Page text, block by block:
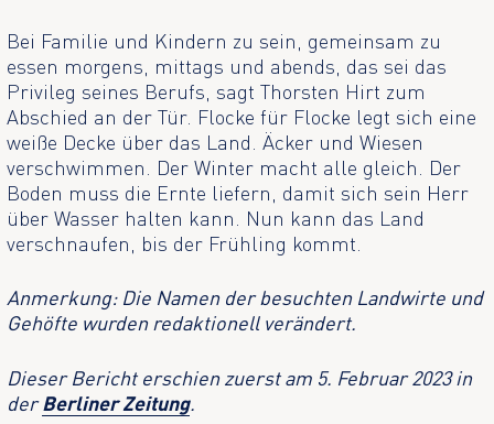
Bei Familie und Kindern zu sein, gemeinsam zu
essen morgens, mittags und abends, das sei das
Privileg seines Berufs, sagt Thorsten Hirt zum
Abschied an der Tür. Flocke für Flocke legt sich eine
weiße Decke über das Land. Äcker und Wiesen
verschwimmen. Der Winter macht alle gleich. Der
Boden muss die Ernte liefern, damit sich sein Herr
über Wasser halten kann. Nun kann das Land
verschnaufen, bis der Frühling kommt.
Anmerkung: Die Namen der besuchten Landwirte und
Gehöfte wurden redaktionell verändert.
Dieser Bericht erschien zuerst am 5. Februar 2023 in
derBerliner Zeitung.